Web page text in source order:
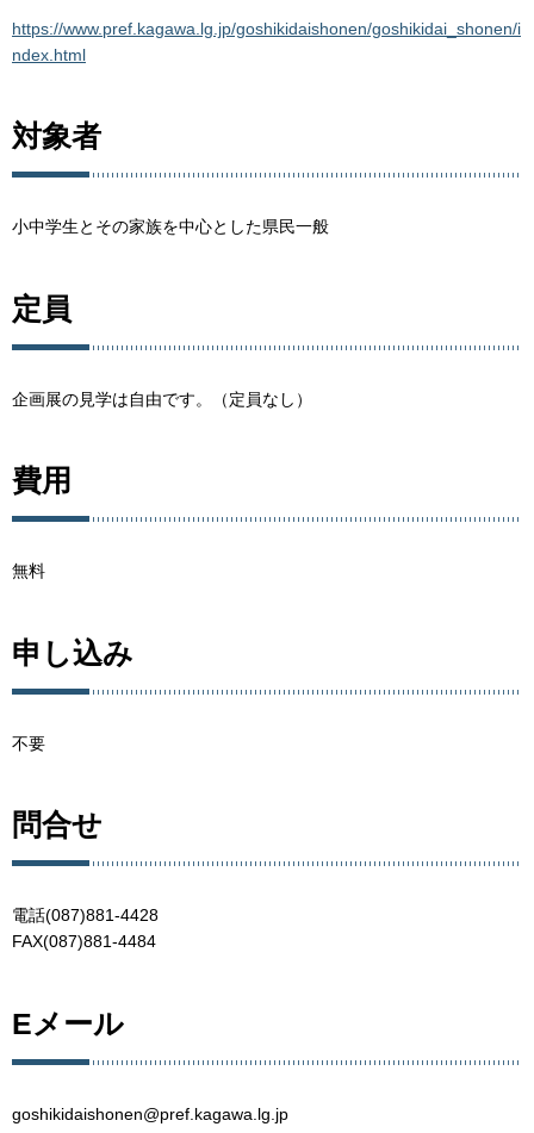
https://www.pref.kagawa.lg.jp/goshikidaishonen/goshikidai_shonen/i
ndex.html
対象者
小中学生とその家族を中心とした県民一般
定員
企画展の見学は自由です。（定員なし）
費用
無料
申し込み
不要
問合せ
電話(087)881-4428
FAX(087)881-4484
Eメール
goshikidaishonen@pref.kagawa.lg.jp